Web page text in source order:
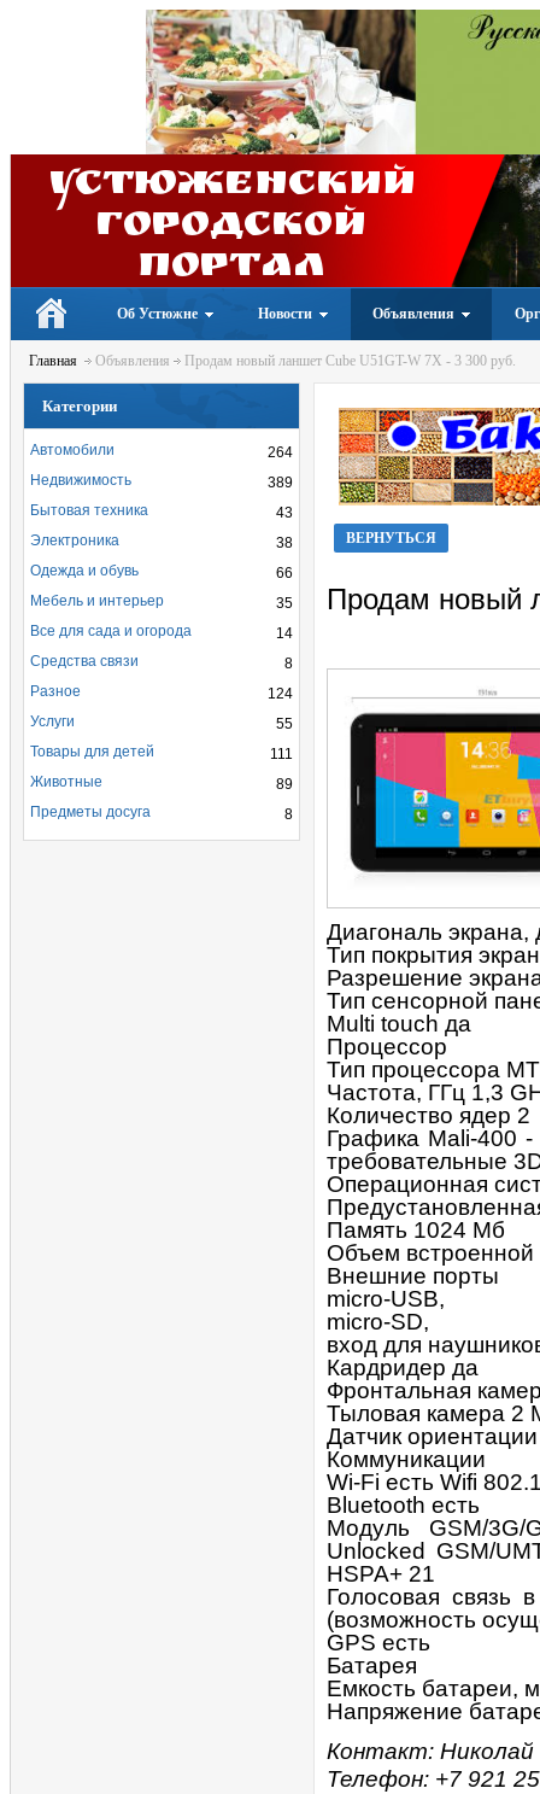
Устюженский
Городской
портал
Об Устюжне Новости Объявления
Главная Объявления Продам новый ланшет Cube U51GT-W 7X - 3 300 руб.
ВЕРНУТЬСЯ
Продам новый
Диагональ
Тип покрытия
Разрешение
Тип сенсорной
Multi touch да
Процессор
Тип процессора
Частота, ГГц 1,3
Количество ядер 2
Графика Mali-400
требовательные
Операционная
Память 1024 Мб
Объем встроенной
Внешние порты
micro-USB,
micro-SD,
вход для
Кардридер да
Фронтальная
Тыловая камера 2
Датчик
Коммуникации
Wi-Fi есть Wifi
Bluetooth есть
Модуль GSM/3G/
Unlocked GSM/
HSPA+ 21
Голосовая связь
(возможность
GPS есть
Батарея
Емкость батареи,
Напряжение
Контакт: Николай
Телефон: +7 921
Категории
264
Автомобили
389
Недвижимость
43
Бытовая техника
38
Электроника
66
Одежда и обувь
35
Мебель и интерьер
14
Все для сада и огорода
8
Средства связи
124
Разное
55
Услуги
111
Товары для детей
89
Животные
8
Предметы досуга